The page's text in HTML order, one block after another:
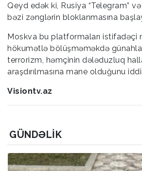
Qeyd edək ki, Rusiya “Telegram”
bəzi zənglərin bloklanmasına
Moskva bu platformaları istifadəçi
hökumətlə bölüşməməkdə
terrorizm, həmçinin dələduzluq
araşdırılmasına mane olduğunu
Visiontv.az
GÜNDƏLIK